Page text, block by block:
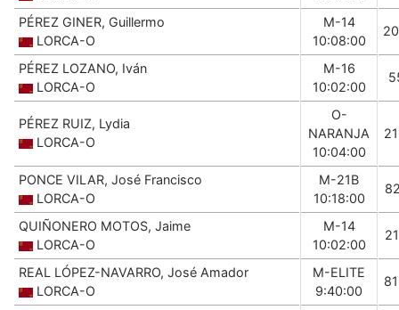
PÉREZ GINER, Guillermo
LORCA-O
M-14
10:08:00
PÉREZ LOZANO, Iván
LORCA-O
M-16
10:02:00
PÉREZ RUIZ, Lydia
LORCA-O
O-
NARANJA
10:04:00
PONCE VILAR, José Francisco
LORCA-O
M-21B
10:18:00
QUIÑONERO MOTOS, Jaime
LORCA-O
M-14
10:02:00
REAL LÓPEZ-NAVARRO, José Amador
LORCA-O
M-ELITE
9:40:00